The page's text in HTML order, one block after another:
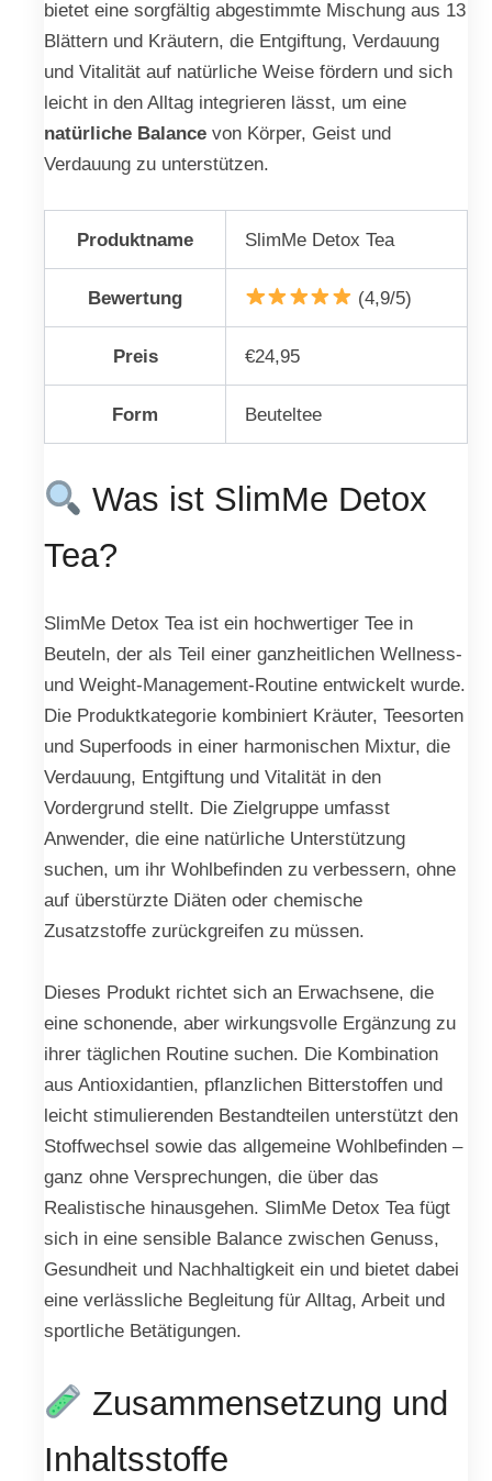
bietet eine sorgfältig abgestimmte Mischung aus 13
Blättern und Kräutern, die Entgiftung, Verdauung
und Vitalität auf natürliche Weise fördern und sich
leicht in den Alltag integrieren lässt, um eine
natürliche Balance von Körper, Geist und
Verdauung zu unterstützen.
Produktname SlimMe Detox Tea
Bewertung (4,9/5)
Preis €24,95
Form Beuteltee
Was ist SlimMe Detox
Tea?
SlimMe Detox Tea ist ein hochwertiger Tee in
Beuteln, der als Teil einer ganzheitlichen Wellness-
und Weight-Management-Routine entwickelt wurde.
Die Produktkategorie kombiniert Kräuter, Teesorten
und Superfoods in einer harmonischen Mixtur, die
Verdauung, Entgiftung und Vitalität in den
Vordergrund stellt. Die Zielgruppe umfasst
Anwender, die eine natürliche Unterstützung
suchen, um ihr Wohlbefinden zu verbessern, ohne
auf überstürzte Diäten oder chemische
Zusatzstoffe zurückgreifen zu müssen.
Dieses Produkt richtet sich an Erwachsene, die
eine schonende, aber wirkungsvolle Ergänzung zu
ihrer täglichen Routine suchen. Die Kombination
aus Antioxidantien, pflanzlichen Bitterstoffen und
leicht stimulierenden Bestandteilen unterstützt den
Stoffwechsel sowie das allgemeine Wohlbefinden –
ganz ohne Versprechungen, die über das
Realistische hinausgehen. SlimMe Detox Tea fügt
sich in eine sensible Balance zwischen Genuss,
Gesundheit und Nachhaltigkeit ein und bietet dabei
eine verlässliche Begleitung für Alltag, Arbeit und
sportliche Betätigungen.
Zusammensetzung und
Inhaltsstoffe